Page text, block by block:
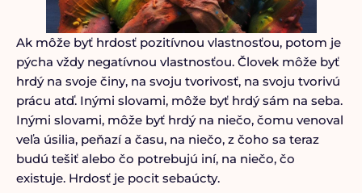
Ak môže byť hrdosť pozitívnou vlastnosťou, potom je
pýcha vždy negatívnou vlastnosťou. Človek môže byť
hrdý na svoje činy, na svoju tvorivosť, na svoju tvorivú
prácu atď. Inými slovami, môže byť hrdý sám na seba.
Inými slovami, môže byť hrdý na niečo, čomu venoval
veľa úsilia, peňazí a času, na niečo, z čoho sa teraz
budú tešiť alebo čo potrebujú iní, na niečo, čo
existuje. Hrdosť je pocit sebaúcty.